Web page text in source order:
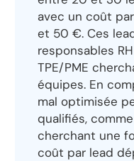
avec un coût
et 50 €. Ces
responsables
TPE/PME
équipes. En
mal optimisée
qualifiés,
cherchant une
coût par lead